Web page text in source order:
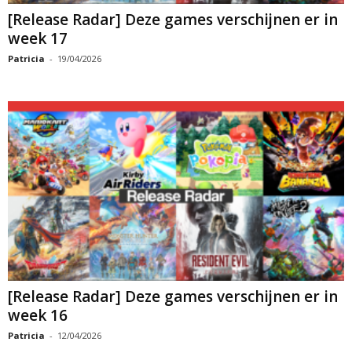
[Release Radar] Deze games verschijnen er in
week 17
Patricia - 19/04/2026
[Release Radar] Deze games verschijnen er in
week 16
Patricia - 12/04/2026